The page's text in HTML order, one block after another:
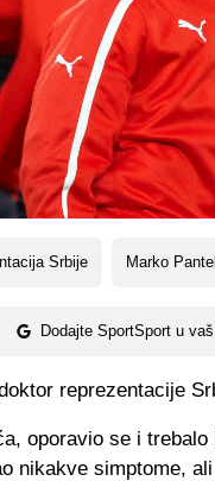
Srbije Marko
Dodajte SportSport u
reprezentacije
oporavio se i
nikakve simptome,